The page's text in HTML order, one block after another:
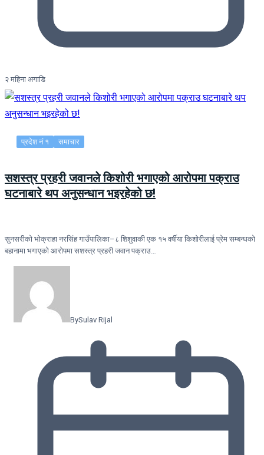
२ महिना अगाडि
प्रदेश नं १ समाचार
सशस्त्र प्रहरी जवानले किशोरी भगाएको आरोपमा पक्राउ
घटनाबारे थप अनुसन्धान भइरहेको छ!
सुनसरीको भोक्राहा नरसिंह गाउँपालिका–८ शिशुवाकी एक १५ वर्षीया किशोरीलाई प्रेम सम्बन्धको
बहानामा भगाएको आरोपमा सशस्त्र प्रहरी जवान पक्राउ…
BySulav Rijal